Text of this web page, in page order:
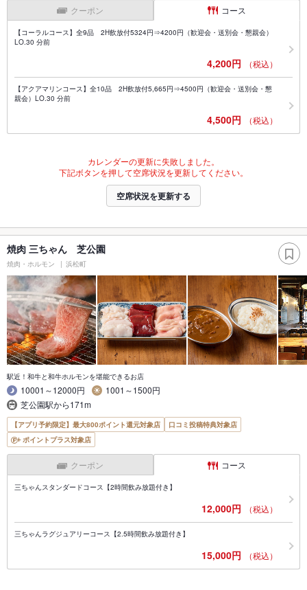
クーポン コース
【コーラルコース】全9品 2H飲放付5324円⇒4200円（歓迎会・送別会・懇親会）
LO.30 分前
4,200円 （税込）
【アクアマリンコース】全10品 2H飲放付5,665円⇒4500円（歓迎会・送別会・懇
親会）LO.30 分前
4,500円 （税込）
カレンダーの更新に失敗しました。
下記ボタンを押して空席状況を更新してください。
空席状況を更新する
焼肉 三ちゃん 芝公園
焼肉・ホルモン 浜松町
駅近！和牛と和牛ホルモンを堪能できるお店
10001～12000円
1001～1500円
芝公園駅から171m
【アプリ予約限定】最大800ポイント還元対象店
口コミ投稿特典対象店
ポイントプラス対象店
クーポン コース
三ちゃんスタンダードコース【2時間飲み放題付き】
12,000円 （税込）
三ちゃんラグジュアリーコース【2.5時間飲み放題付き】
15,000円 （税込）